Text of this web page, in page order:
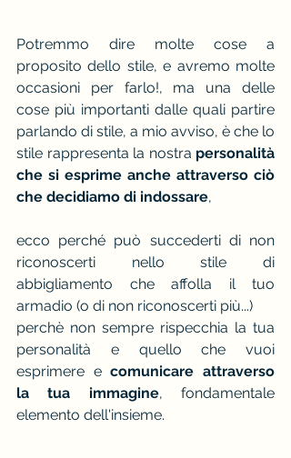
Potremmo dire molte cose a
proposito dello stile, e avremo molte
occasioni per farlo!, ma una delle
cose più importanti dalle quali partire
parlando di stile, a mio avviso, è che lo
stile rappresenta la nostra personalità
che si esprime anche attraverso ciò
che decidiamo di indossare,
ecco perché può succederti di non
riconoscerti nello stile di
abbigliamento che affolla il tuo
armadio (o di non riconoscerti più...)
perchè non sempre rispecchia la tua
personalità e quello che vuoi
esprimere e comunicare attraverso
la tua immagine, fondamentale
elemento dell'insieme.